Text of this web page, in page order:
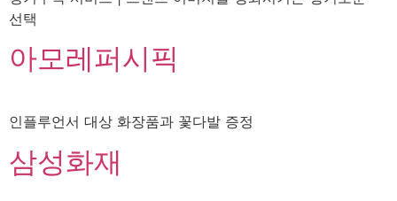
선택
아모레퍼시픽
인플루언서 대상 화장품과 꽃다발 증정
삼성화재